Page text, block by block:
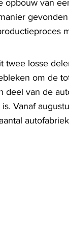
opbouw van
twee losse
om de
deel van de
Vanaf